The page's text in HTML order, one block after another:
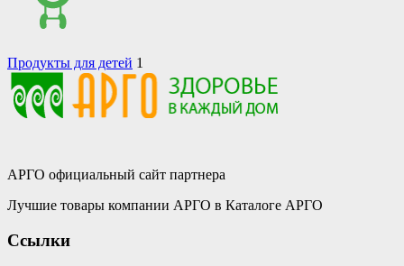
Продукты для детей 1
АРГО официальный сайт партнера
Лучшие товары компании АРГО в Каталоге АРГО
Ссылки